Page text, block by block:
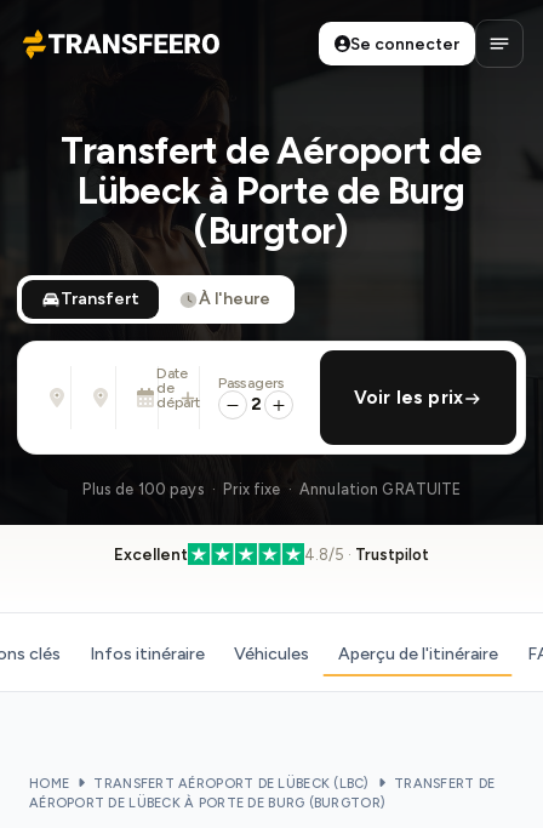
Transfeero
Se connecter
Transfert de Aéroport de
Lübeck à Porte de Burg
(Burgtor)
Transfert À l'heure
Adresse, aéroport, hôtel, ...
Adresse, aéroport, hôtel, ...
Date
de
départ
Mar. 11 Août · 13:45
ajouter retour
Passagers
2 Voir les prix
Plus de 100 pays · Prix fixe · Annulation GRATUITE
Excellent 4.8/5 · Trustpilot
clés Infos itinéraire Véhicules Aperçu de l'itinéraire
HOME TRANSFERT AÉROPORT DE LÜBECK (LBC)
TRANSFERT DE
AÉROPORT DE LÜBECK À PORTE DE BURG (BURGTOR)